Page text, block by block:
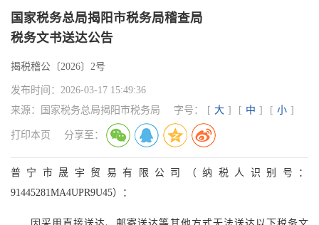
国家税务总局揭阳市税务局稽查局
税务文书送达公告
揭税稽公〔2026〕2号
发布时间： 2026-03-17 15:49:36
来源：
国家税务总局揭阳市税务局 字号： [ 大 ] [ 中 ] [ 小 ]
打印本页 分享至：
普宁市晟宇贸易有限公司（纳税人识别号：
91445281MA4UPR9U45）：